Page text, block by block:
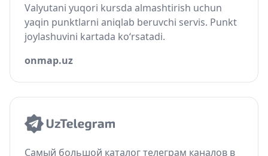
Valyutani yuqori kursda almashtirish uchun
yaqin punktlarni aniqlab beruvchi servis. Punkt
joylashuvini kartada ko‘rsatadi.
onmap.uz
Самый большой каталог телеграм каналов в